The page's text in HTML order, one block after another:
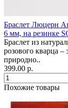
Браслет Люцерн
6 мм, на резинке
Браслет из
розового кварца
природно..
399.00 р.
Похожие товары